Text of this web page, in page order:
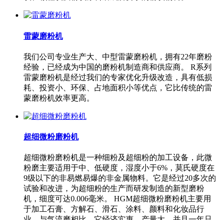
雷蒙磨粉机
我们公司专业生产大、中型雷蒙磨粉机，拥有22年磨粉
经验，已经成为中国的磨粉机制造商和供应商。 R系列
雷蒙磨粉机是经过我们的专家优化升级改造，具有低损
耗、投资小、环保、占地面积小等优点，它比传统的雷
蒙磨粉机效率更高。
超细微粉磨粉机
超细微粉磨粉机是一种细粉及超细粉的加工设备，此微
粉磨主要适用于中、低硬度，湿度小于6%，莫氏硬度在
9级以下的非易燃易爆的非金属物料。它是经过20多次的
试验和改进，为超细粉的生产而研发制造的新型磨粉
机，细度可达0.006毫米。 HGM超细微粉磨粉机主要用
于加工石膏、方解石、滑石、涂料、颜料和化妆品行